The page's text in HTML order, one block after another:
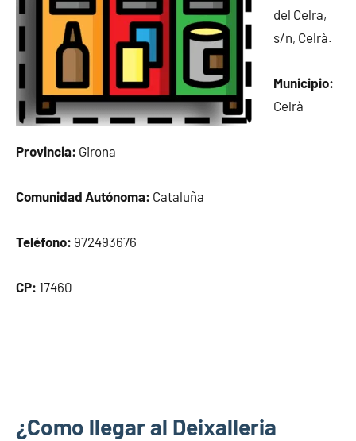
del Celra,
s/n, Celrà.
Municipio:
Celrà
Provincia: Girona
Comunidad Autónoma: Cataluña
Teléfono: 972493676
CP: 17460
¿Como llegar al Deixalleria